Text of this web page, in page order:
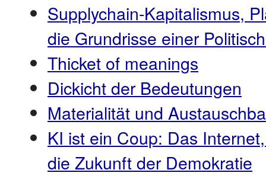
Supplychain-Kapitalismus,
die Grundrisse einer
Thicket of meanings
Dickicht der Bedeutungen
Materialität und
KI ist ein Coup: Das
die Zukunft der Demokratie